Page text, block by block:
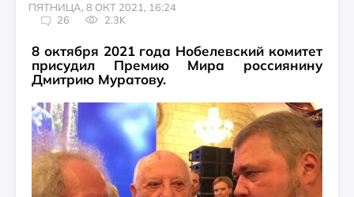
ПЯТНИЦА, 8 ОКТ 2021, 16:24
26
2.3K
8 октября 2021 года Нобелевский комитет
присудил Премию Мира россиянину
Дмитрию Муратову.